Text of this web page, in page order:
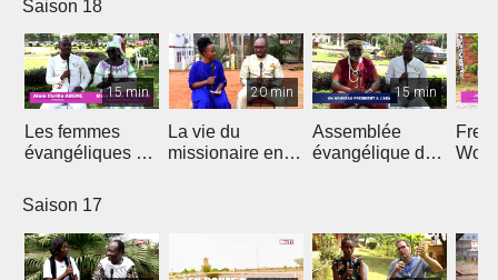
Saison 18
15 min
Les femmes
évangéliques du
20 min
La vie du
missionaire en
15 min
Assemblée
évangélique de
Free
Saison 17